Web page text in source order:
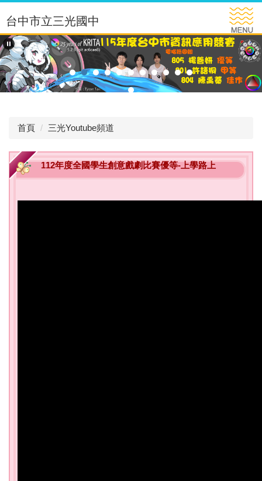
到
主
要
內
容
區
台中市立三光國中
首頁 三光Youtube頻道
112年度全國學生創意戲劇比賽優等-上學路上